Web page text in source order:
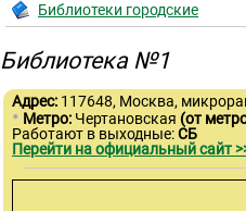
Библиотеки городские
Библиотека №1
Адрес: 117648, Москва,
• Метро: Чертановская (от
Работают в выходные:СБ
Перейти на официальный сайт